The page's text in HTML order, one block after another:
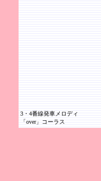
3・4番線発車メロディ
「over」コーラス